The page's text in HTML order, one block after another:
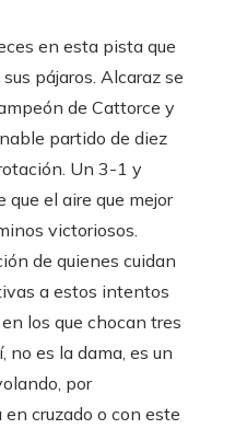
en esta pista que
pájaros. Alcaraz se
de Cattorce y
partido de diez
Un 3-1 y
que el aire que mejor
victoriosos.
de quienes cuidan
a estos intentos
los que chocan tres
no es la dama, es un
por
cruzado o con este